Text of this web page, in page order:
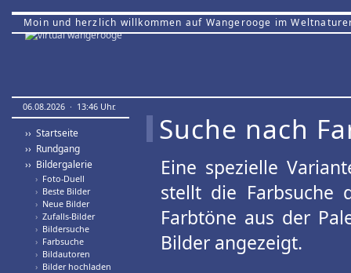
Moin und herzlich willkommen auf Wangerooge im
06.08.2026 · 13:46 Uhr.
›› Startseite
›› Rundgang
›› Bildergalerie
› Foto-Duell
› Beste Bilder
› Neue Bilder
› Zufalls-Bilder
› Bildersuche
› Farbsuche
› Bildautoren
› Bilder hochladen
Suche nach
Eine spezielle
stellt die Farbsuche
Farbtöne aus der
Bilder angezeigt.